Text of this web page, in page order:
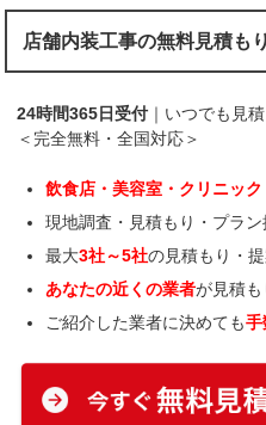
店舗内装工事の無料見積もり
24時間365日受付 ｜いつでも見
＜完全無料・全国対応＞
飲食店・美容室・クリニッ
現地調査・見積もり・プラ
最大3社～5社の見積もり・
あなたの近くの業者が見積も
ご紹介した業者に決めても手